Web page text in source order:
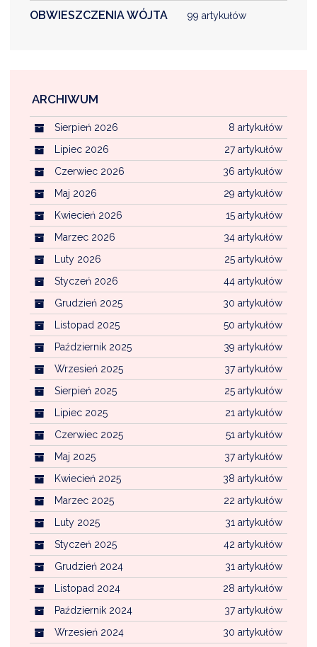
OBWIESZCZENIA WÓJTA 99 artykułów
ARCHIWUM
8 artykułów
Sierpień 2026
27 artykułów
Lipiec 2026
36 artykułów
Czerwiec 2026
29 artykułów
Maj 2026
15 artykułów
Kwiecień 2026
34 artykułów
Marzec 2026
25 artykułów
Luty 2026
44 artykułów
Styczeń 2026
30 artykułów
Grudzień 2025
50 artykułów
Listopad 2025
39 artykułów
Październik 2025
37 artykułów
Wrzesień 2025
25 artykułów
Sierpień 2025
21 artykułów
Lipiec 2025
51 artykułów
Czerwiec 2025
37 artykułów
Maj 2025
38 artykułów
Kwiecień 2025
22 artykułów
Marzec 2025
31 artykułów
Luty 2025
42 artykułów
Styczeń 2025
31 artykułów
Grudzień 2024
28 artykułów
Listopad 2024
37 artykułów
Październik 2024
30 artykułów
Wrzesień 2024